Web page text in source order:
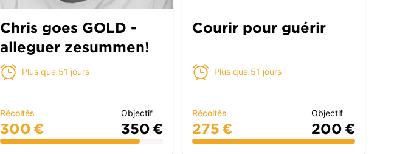
Chris goes GOLD -
alleguer zesummen!
Plus que 51 jours
Récoltés
300 €
Objectif
350 €
Courir pour guérir
Plus que 51 jours
Récoltés
275 €
Objectif
200 €